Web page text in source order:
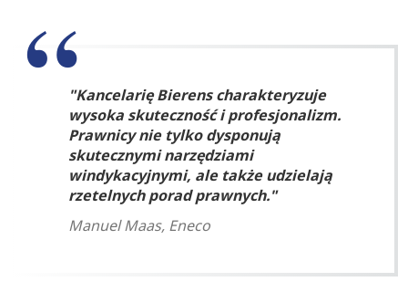
Kancelarię Bierens charakteryzuje
wysoka skuteczność i profesjonalizm.
Prawnicy nie tylko dysponują
skutecznymi narzędziami
windykacyjnymi, ale także udzielają
rzetelnych porad prawnych.
Manuel Maas, Eneco